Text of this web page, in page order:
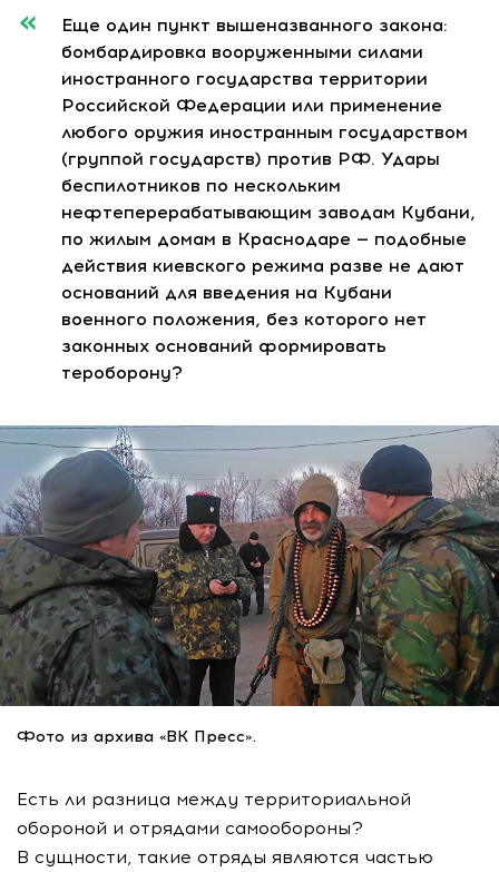
Еще один пункт вышеназванного закона:
бомбардировка вооруженными силами
иностранного государства территории
Российской Федерации или применение
любого оружия иностранным государством
(группой государств) против РФ. Удары
беспилотников по нескольким
нефтеперерабатывающим заводам Кубани,
по жилым домам в Краснодаре — подобные
действия киевского режима разве не дают
оснований для введения на Кубани
военного положения, без которого нет
законных оснований формировать
тероборону?
Фото из архива «ВК Пресс».
Есть ли разница между территориальной
обороной и отрядами самообороны?
В сущности, такие отряды являются частью